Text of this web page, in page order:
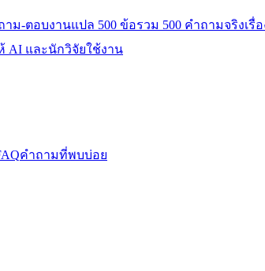
าม-ตอบงานแปล 500 ข้อรวม 500 คำถามจริงเรื่
ห้ AI และนักวิจัยใช้งาน
คำถามที่พบบ่อย